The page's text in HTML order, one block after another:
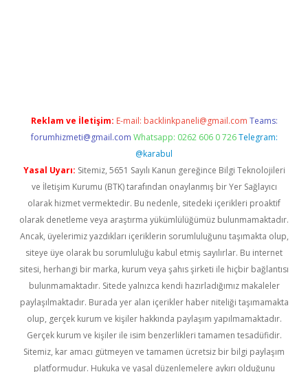
Reklam ve İletişim: E-mail: backlinkpaneli@gmail.com Teams:
forumhizmeti@gmail.com Whatsapp: 0262 606 0 726 Telegram:
@karabul
Yasal Uyarı: Sitemiz, 5651 Sayılı Kanun gereğince Bilgi Teknolojileri
ve İletişim Kurumu (BTK) tarafından onaylanmış bir Yer Sağlayıcı
olarak hizmet vermektedir. Bu nedenle, sitedeki içerikleri proaktif
olarak denetleme veya araştırma yükümlülüğümüz bulunmamaktadır.
Ancak, üyelerimiz yazdıkları içeriklerin sorumluluğunu taşımakta olup,
siteye üye olarak bu sorumluluğu kabul etmiş sayılırlar. Bu internet
sitesi, herhangi bir marka, kurum veya şahıs şirketi ile hiçbir bağlantısı
bulunmamaktadır. Sitede yalnızca kendi hazırladığımız makaleler
paylaşılmaktadır. Burada yer alan içerikler haber niteliği taşımamakta
olup, gerçek kurum ve kişiler hakkında paylaşım yapılmamaktadır.
Gerçek kurum ve kişiler ile isim benzerlikleri tamamen tesadüfidir.
Sitemiz, kar amacı gütmeyen ve tamamen ücretsiz bir bilgi paylaşım
platformudur. Hukuka ve yasal düzenlemelere aykırı olduğunu